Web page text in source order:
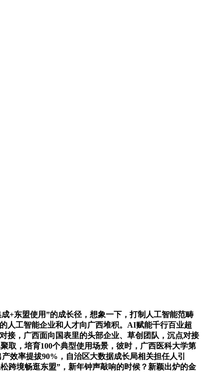
+东盟使用”的成长径，想象一下，打制人工智能范畴
人工智能企业和人才向广西堆积。AI赋能千行百业超
接，广西面向国表里的头部企业、草创团队，沉点对接
取，培育100个典型使用场景，彼时，广西医科大学第
效率提拔90%，自治区大数据成长局相关担任人引
跨境畅逛东盟”，新年钟声敲响的时候？新颖出炉的金